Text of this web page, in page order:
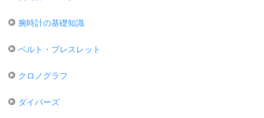
腕時計の基礎知識
ベルト・ブレスレット
クロノグラフ
ダイバーズ